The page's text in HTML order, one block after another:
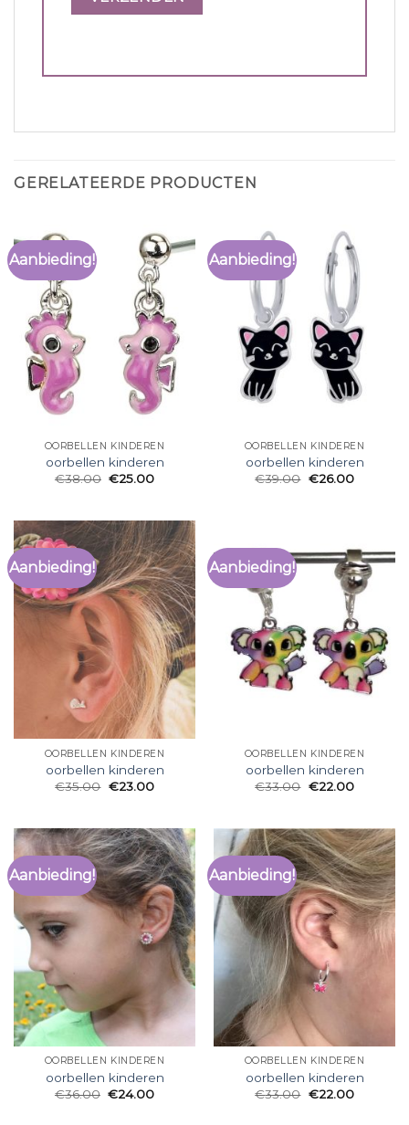
GERELATEERDE PRODUCTEN
Aanbieding!
OORBELLEN KINDEREN
oorbellen kinderen
€38.00 €25.00
Aanbieding!
OORBELLEN KINDEREN
oorbellen kinderen
€39.00 €26.00
Aanbieding!
OORBELLEN KINDEREN
oorbellen kinderen
€35.00 €23.00
Aanbieding!
OORBELLEN KINDEREN
oorbellen kinderen
€33.00 €22.00
Aanbieding!
OORBELLEN KINDEREN
oorbellen kinderen
€36.00 €24.00
Aanbieding!
OORBELLEN KINDEREN
oorbellen kinderen
€33.00 €22.00